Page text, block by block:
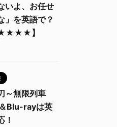
いよ、お任せ
」を英語で？
★★★★】
～無限列車
Blu-rayは英
！